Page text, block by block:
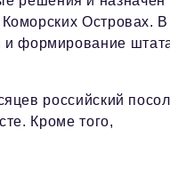
Островах. В
и формирование
российский посол
Кроме того,